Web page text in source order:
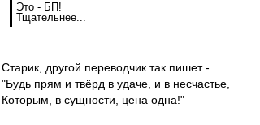
Это - БП!
Тщательнее...
Старик, другой переводчик так пишет -
"Будь прям и твёрд в удаче, и в несчастье,
Которым, в сущности, цена одна!"